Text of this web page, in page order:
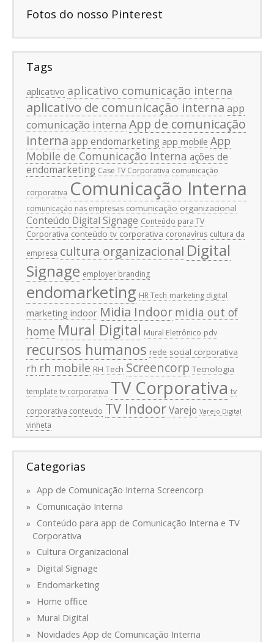
Fotos do nosso Pinterest
Tags
aplicativo aplicativo comunicação interna
aplicativo de comunicação interna app
comunicação interna App de comunicação
interna app endomarketing app mobile App
Mobile de Comunicação Interna ações de
endomarketing Case TV Corporativa comunicação
corporativa Comunicação Interna
comunicação nas empresas comunicação organizacional
Conteúdo Digital Signage Conteúdo para TV
Corporativa conteúdo tv corporativa coronavírus cultura da
empresa cultura organizacional Digital
Signage employer branding
endomarketing HR Tech marketing digital
marketing indoor Midia Indoor midia out of
home Mural Digital Mural Eletrônico pdv
recursos humanos rede social corporativa
rh rh mobile RH Tech Screencorp Tecnologia
template tv corporativa TV Corporativa tv
corporativa conteudo TV IndoorVarejo Varejo Digital
vinheta
Categorias
App de Comunicação Interna Screencorp
Comunicação Interna
Conteúdo para app de Comunicação Interna e TV
Corporativa
Cultura Organizacional
Digital Signage
Endomarketing
Home office
Mural Digital
Novidades App de Comunicação Interna